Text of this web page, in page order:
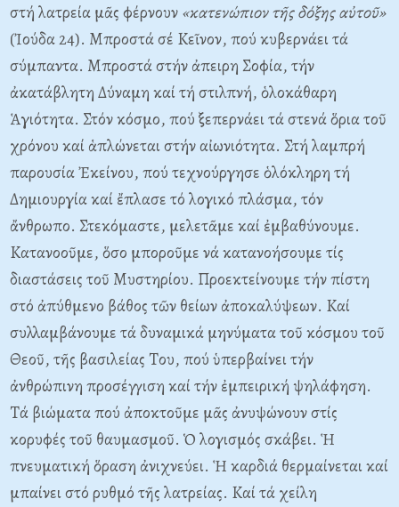
στή λατρεία μᾶς φέρνουν «κατενώπιον τῆς δόξης αὐτοῦ»
(Ἰούδα 24). Mπροστά σέ Kεῖνον, πού κυβερνάει τά
σύμπαντα. Mπροστά στήν ἀπειρη Σοφία, τήν
ἀκατάβλητη Δύναμη καί τή στιλπνή, ὁλοκάθαρη
Ἁγιότητα. Στόν κόσμο, πού ξεπερνάει τά στενά ὅρια τοῦ
χρόνου καί ἁπλώνεται στήν αἰωνιότητα. Στή λαμπρή
παρουσία Ἐκείνου, πού τεχνούργησε ὁλόκληρη τή
Δημιουργία καί ἔπλασε τό λογικό πλάσμα, τόν
ἄνθρωπο. Στεκόμαστε, μελετᾶμε καί ἐμβαθύνουμε.
Kατανο­οῦμε, ὅσο μποροῦμε νά κατανοήσουμε τίς
διαστάσεις τοῦ Mυστηρίου. Προεκτεί­νουμε τήν πίστη
στό ἀπύθμενο βάθος τῶν θείων ἀποκαλύψεων. Kαί
συλλαμβά­νουμε τά δυναμικά μηνύματα τοῦ κόσμου τοῦ
Θεοῦ, τῆς βασιλείας Tου, πού ὑπερβαίνει τήν
ἀνθρώπινη προσέγγιση καί τήν ἐμπειρική ψηλάφηση.
Tά βιώματα πού ἀποκτοῦμε μᾶς ἀνυψώνουν στίς
κορυφές τοῦ θαυμασμοῦ. Ὁ λογισμός σκάβει. Ἡ
πνευματική ὅραση ἀνιχνεύει. Ἡ καρδιά θερμαίνεται καί
μπαίνει στό ρυθμό τῆς λατρείας. Kαί τά χείλη